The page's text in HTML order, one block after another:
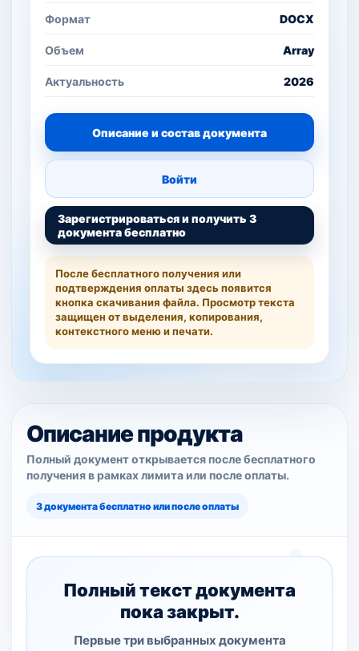
Формат DOCX
Объем Array
Актуальность 2026
Описание и состав документа
Войти
Зарегистрироваться и получить 3
документа бесплатно
После бесплатного получения или
подтверждения оплаты здесь появится
кнопка скачивания файла. Просмотр текста
защищен от выделения, копирования,
контекстного меню и печати.
Описание продукта
Полный документ открывается после бесплатного
получения в рамках лимита или после оплаты.
3 документа бесплатно или после оплаты
Полный текст документа
пока закрыт.
Первые три выбранных документа